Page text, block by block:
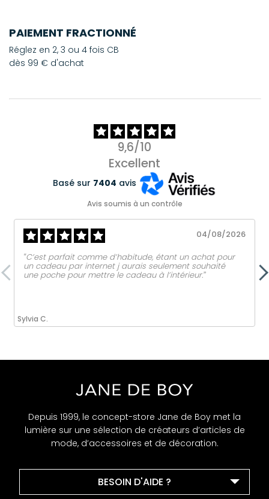
PAIEMENT FRACTIONNÉ
Réglez en 2, 3 ou 4 fois CB
dès 99 € d'achat
9,6/10
Excellent
Basé sur 7404 avis
Avis soumis à un contrôle
Sylvia C.
04/08/2026
‟C’est parfait comme d’habitude, étant un achat pour
un cadeau par internet j aurais seulement souhaité
une poche pour mettre le cadeau à l’intérieur.ˮ
Depuis 1999, le concept-store Jane de Boy met la
lumière sur une sélection de créateurs d’articles de
mode, d’accessoires et de décoration.
BESOIN D'AIDE ?